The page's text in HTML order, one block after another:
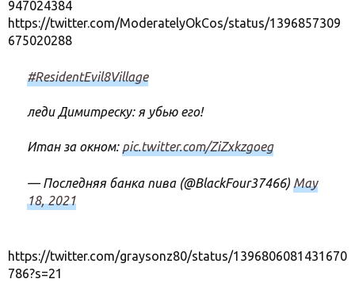
947024384
https://twitter.com/ModeratelyOkCos/status/1396857309
675020288
#ResidentEvil8Village
леди Димитреску: я убью его!
Итан за окном:pic.twitter.com/ZiZxkzgoeg
— Последняя банка пива (@BlackFour37466) May
18, 2021
https://twitter.com/graysonz80/status/1396806081431670
786?s=21